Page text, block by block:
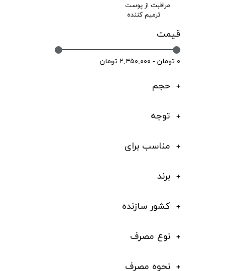
مراقبت از پوست
ترمیم کننده
قیمت
۰ تومان - ۲,۴۵۰,۰۰۰ تومان
حجم
توجه
مناسب برای
برند
کشور سازنده
نوع مصرف
نحوه مصرف